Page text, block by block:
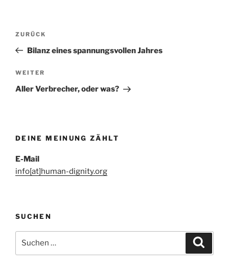
Beitragsnavigation
Vorheriger
Beitrag
ZURÜCK
Bilanz eines spannungsvollen Jahres
Nächster
Beitrag
WEITER
Aller Verbrecher, oder was?
DEINE MEINUNG ZÄHLT
E-Mail
info[at]human-dignity.org
SUCHEN
nach: